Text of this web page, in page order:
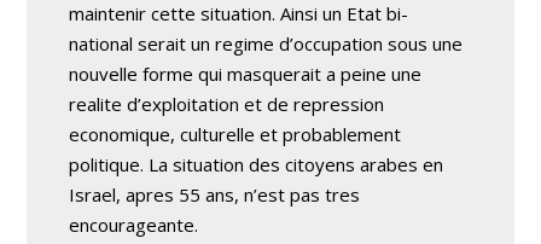
maintenir cette situation. Ainsi un Etat bi-
national serait un regime d’occupation sous une
nouvelle forme qui masquerait a peine une
realite d’exploitation et de repression
economique, culturelle et probablement
politique. La situation des citoyens arabes en
Israel, apres 55 ans, n’est pas tres
encourageante.